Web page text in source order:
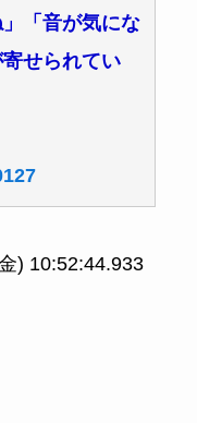
」「音が気にな
せられてい
) 10:52:44.933